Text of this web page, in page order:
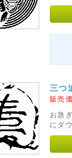
三つ
販売
お急
にダ